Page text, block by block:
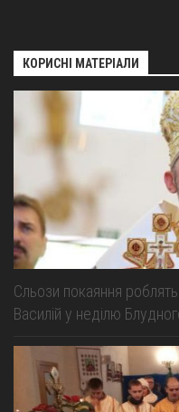
КОРИСНІ МАТЕРІАЛИ
Сльози покаяння
Василій у неділю